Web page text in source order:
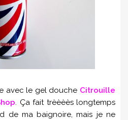
avec le gel douche Citrouille
. Ça fait trèèèès longtemps
de ma baignoire, mais je ne